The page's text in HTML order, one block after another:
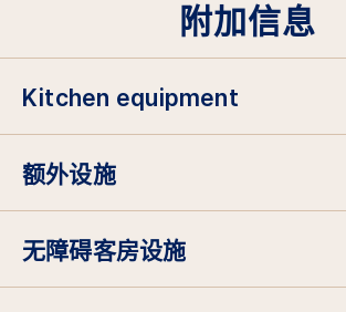
附加信息
Kitchen equipment
额外设施
无障碍客房设施